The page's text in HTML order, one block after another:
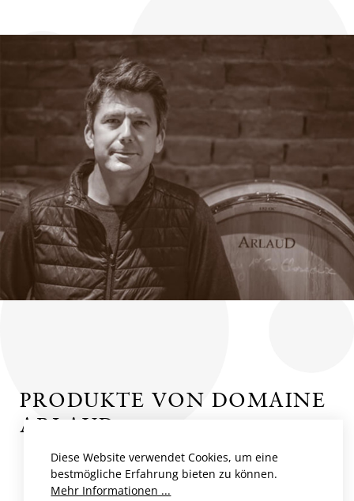
PRODUKTE VON DOMAINE
ARLAUD
BIO
Diese Website verwendet Cookies, um eine
bestmögliche Erfahrung bieten zu können.
Mehr Informationen ...